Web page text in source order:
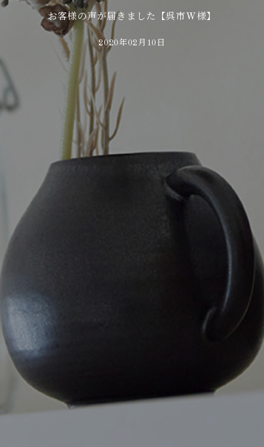
お客様の声が届きました【呉市W様】
2020年02月10日